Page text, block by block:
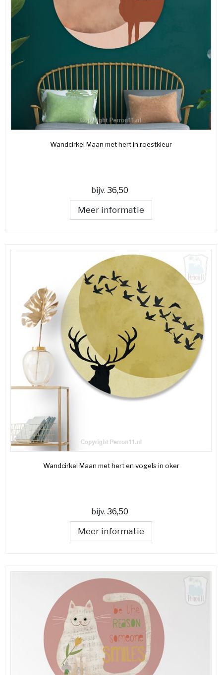
Wandcirkel Maan met hert in roestkleur
bijv. 36,50
Meer informatie
Wandcirkel Maan met hert en vogels in oker
bijv. 36,50
Meer informatie